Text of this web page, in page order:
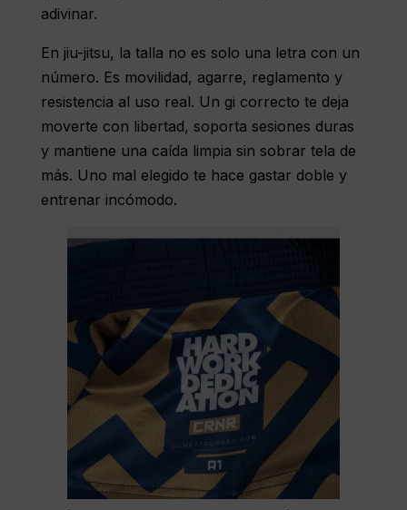
adivinar.
En jiu-jitsu, la talla no es solo una letra con un
número. Es movilidad, agarre, reglamento y
resistencia al uso real. Un gi correcto te deja
moverte con libertad, soporta sesiones duras
y mantiene una caída limpia sin sobrar tela de
más. Uno mal elegido te hace gastar doble y
entrenar incómodo.